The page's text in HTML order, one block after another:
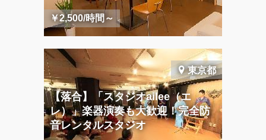
￥2,500/時間～
【落合】「スタジオailee（エ
レ）」楽器演奏も大歓迎！完全防
音レンタルスタジオ
東京都